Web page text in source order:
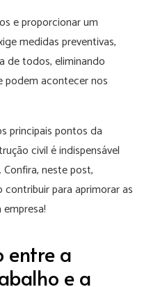
e proporcionar um
medidas preventivas,
de todos, eliminando
podem acontecer nos
principais pontos da
civil é indispensável
neste post,
para aprimorar as
entre a
e a